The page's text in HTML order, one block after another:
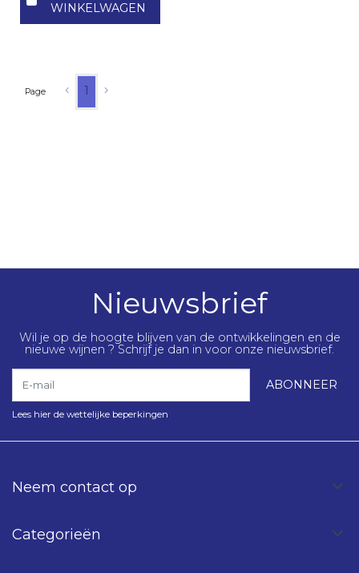
WINKELWAGEN
Page 1
Nieuwsbrief
Wil je op de hoogte blijven van de ontwikkelingen en de
nieuwe wijnen ? Schrijf je dan in voor onze nieuwsbrief.
ABONNEER
Lees hier de wettelijke beperkingen
Neem contact op
Categorieën